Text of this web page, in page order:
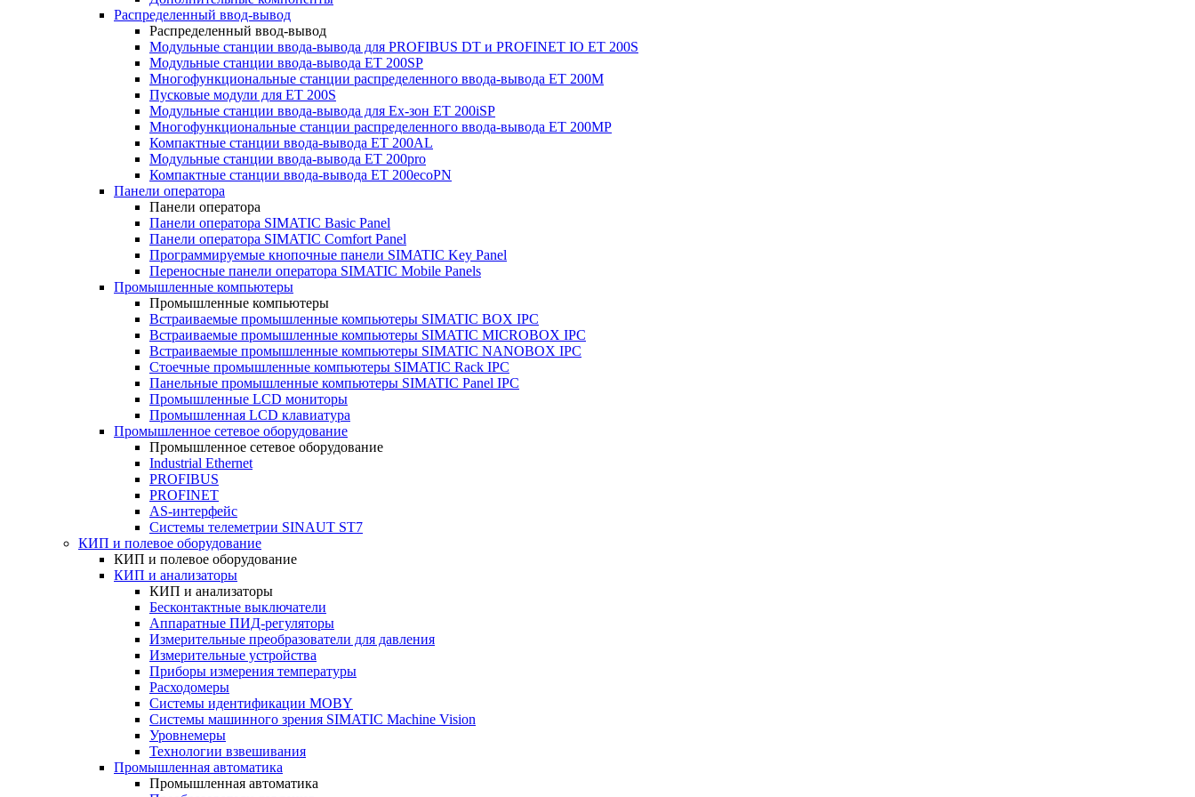
Распределенный ввод-вывод
Распределенный ввод-вывод
Модульные станции ввода-вывода для PROFIBUS DT и PROFINET IO ET 200S
Модульные станции ввода-вывода ET 200SP
Многофункциональные станции распределенного ввода-вывода ET 200M
Пусковые модули для ET 200S
Модульные станции ввода-вывода для Ex-зон ET 200iSP
Многофункциональные станции распределенного ввода-вывода ET 200MP
Компактные станции ввода-вывода ET 200AL
Модульные станции ввода-вывода ET 200pro
Компактные станции ввода-вывода ET 200ecoPN
Панели оператора
Панели оператора
Панели оператора SIMATIC Basic Panel
Панели оператора SIMATIC Comfort Panel
Программируемые кнопочные панели SIMATIC Key Panel
Переносные панели оператора SIMATIC Mobile Panels
Промышленные компьютеры
Промышленные компьютеры
Встраиваемые промышленные компьютеры SIMATIC BOX IPC
Встраиваемые промышленные компьютеры SIMATIC MICROBOX IPC
Встраиваемые промышленные компьютеры SIMATIC NANOBOX IPC
Стоечные промышленные компьютеры SIMATIC Rack IPC
Панельные промышленные компьютеры SIMATIC Panel IPC
Промышленные LCD мониторы
Промышленная LCD клавиатура
Промышленное сетевое оборудование
Промышленное сетевое оборудование
Industrial Ethernet
PROFIBUS
PROFINET
AS-интерфейс
Системы телеметрии SINAUT ST7
КИП и полевое оборудование
КИП и полевое оборудование
КИП и анализаторы
КИП и анализаторы
Бесконтактные выключатели
Аппаратные ПИД-регуляторы
Измерительные преобразователи для давления
Измерительные устройства
Приборы измерения температуры
Расходомеры
Системы идентификации MOBY
Системы машинного зрения SIMATIC Machine Vision
Уровнемеры
Технологии взвешивания
Промышленная автоматика
Промышленная автоматика